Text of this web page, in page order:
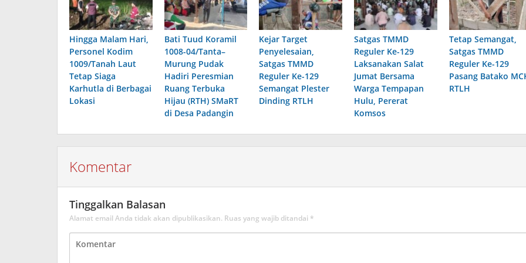
Hingga Malam Hari,
Personel Kodim
1009/Tanah Laut
Tetap Siaga
Karhutla di Berbagai
Lokasi
Bati Tuud Koramil
1008-04/Tanta–
Murung Pudak
Hadiri Peresmian
Ruang Terbuka
Hijau (RTH) SMaRT
di Desa Padangin
Kejar Target
Penyelesaian,
Satgas TMMD
Reguler Ke-129
Semangat Plester
Dinding RTLH
Satgas TMMD
Reguler Ke-129
Laksanakan Salat
Jumat Bersama
Warga Tempapan
Hulu, Pererat
Komsos
Tetap Semangat,
Satgas TMMD
Reguler Ke-129
Pasang Batako
RTLH
Komentar
Tinggalkan Balasan
Alamat email Anda tidak akan dipublikasikan. Ruas yang wajib ditandai *